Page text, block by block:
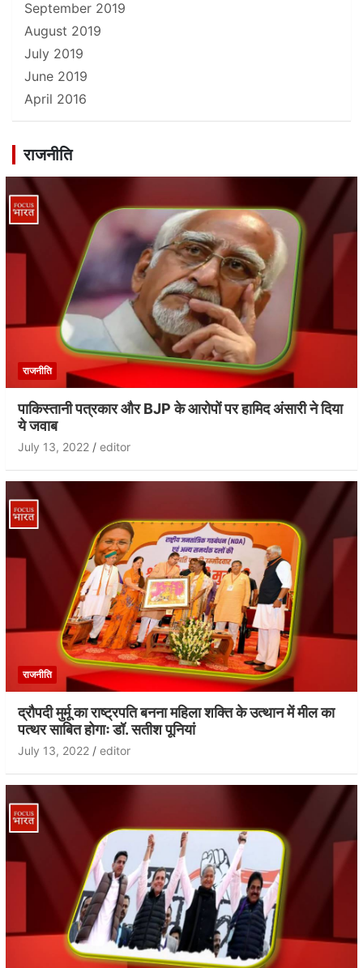
September 2019
August 2019
July 2019
June 2019
April 2016
राजनीति
राजनीति
पाकिस्तानी पत्रकार और BJP के आरोपों पर हामिद अंसारी ने दिया
ये जवाब
July 13, 2022 editor
राजनीति
द्रौपदी मुर्मू का राष्ट्रपति बनना महिला शक्ति के उत्थान में मील का
पत्थर साबित होगाः डॉ. सतीश पूनियां
July 13, 2022 editor